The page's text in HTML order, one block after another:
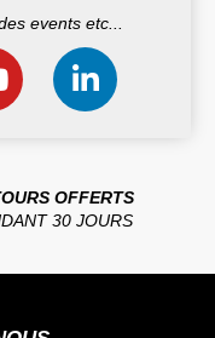
events etc...
OFFERTS
30 JOURS